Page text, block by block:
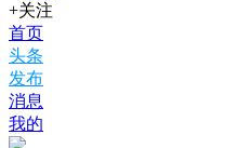
+关注
首页
头条
发布
消息
我的